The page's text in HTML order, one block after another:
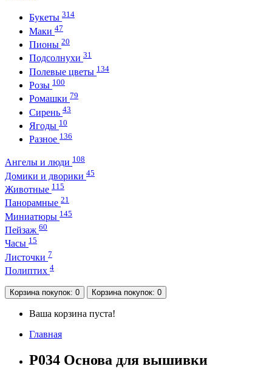
Букеты 314
Маки 47
Пионы 20
Подсолнухи 31
Полевые цветы 134
Розы 100
Ромашки 79
Сирень 43
Ягоды 10
Разное 136
Ангелы и люди 108
Домики и дворики 45
Животные 115
Панорамные 21
Миниатюры 145
Пейзаж 60
Часы 15
Листочки 7
Полиптих 4
Корзинапокупок: 0 Корзинапокупок: 0
Ваша корзина пуста!
Главная
P034 Основа для вышивки